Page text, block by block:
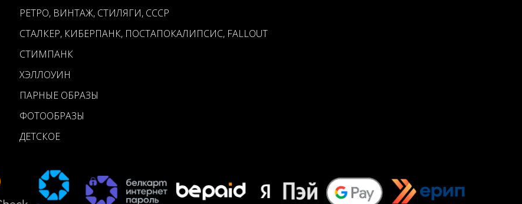
РЕТРО, ВИНТАЖ, СТИЛЯГИ, СССР
СТАЛКЕР, КИБЕРПАНК, ПОСТАПОКАЛИПСИС, FALLOUT
СТИМПАНК
ХЭЛЛОУИН
ПАРНЫЕ ОБРАЗЫ
ФОТООБРАЗЫ
ДЕТСКОЕ